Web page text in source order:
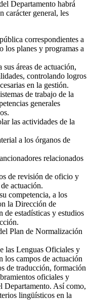
Departamento habrá
carácter general, les
correspondientes a
los planes y programas a
áreas de actuación,
controlando logros
en la gestión.
de trabajo de la
generales
las actividades de la
a los órganos de
relacionados
de revisión de oficio y
actuación.
competencia, a los
la Dirección de
de estadísticas y estudios
Plan de Normalización
las Lenguas Oficiales y
los campos de actuación
de traducción, formación
oficiales y
Departamento. Así como,
lingüísticos en la